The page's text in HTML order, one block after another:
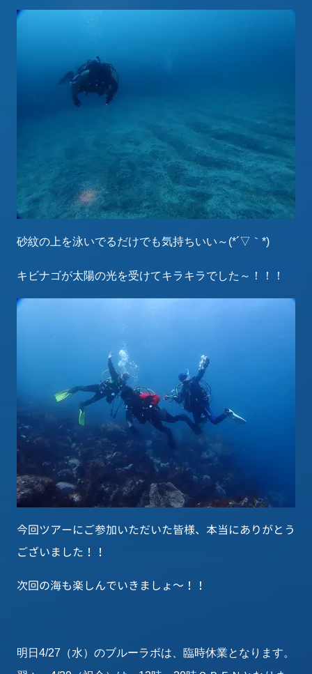
砂紋の上を泳いでるだけでも気持ちいい～(*´▽｀*)
キビナゴが太陽の光を受けてキラキラでした～！！！
今回ツアーにご参加いただいた皆様、本当にありがとう
ございました！！
次回の海も楽しんでいきましょ～！！
明日4/27（水）のブルーラボは、臨時休業となります。